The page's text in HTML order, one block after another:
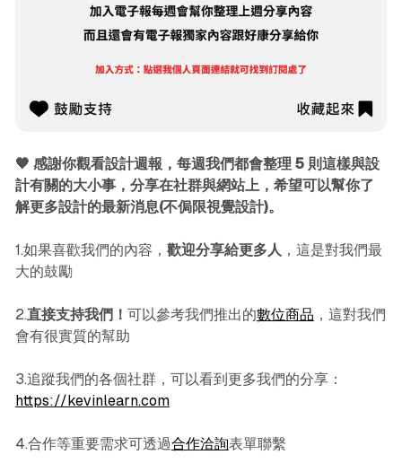
🧡 感謝你觀看設計週報，每週我們都會整理 5 則這樣與設
計有關的大小事，分享在社群與網站上，希望可以幫你了
解更多設計的最新消息(不侷限視覺設計)。
1.如果喜歡我們的內容， 歡迎分享給更多人 ，這是對我們最
大的鼓勵
2.直接支持我們！ 可以參考我們推出的數位商品 ，這對我們
會有很實質的幫助
3.追蹤我們的各個社群，可以看到更多我們的分享：
https://kevinlearn.com
4.合作等重要需求可透過合作洽詢表單聯繫